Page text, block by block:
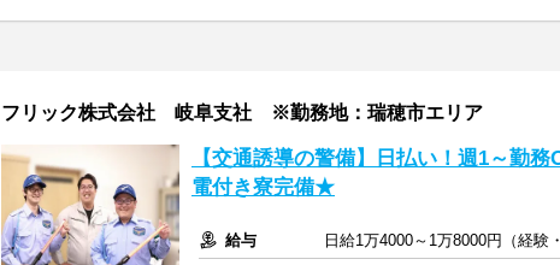
フリック株式会社 岐阜支社 ※勤務地：瑞穂市エリア
【交通誘導の警備】日払い！週1～勤
電付き寮完備★
給与
日給1万4000～1万8000円（経験